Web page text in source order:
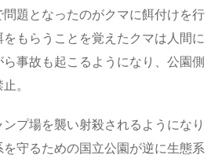
問題となったのがクマに餌付けを行
もらうことを覚えたクマは人間に
事故も起こるようになり、公園側
。
プ場を襲い射殺されるようになり
を守るための国立公園が逆に生態系